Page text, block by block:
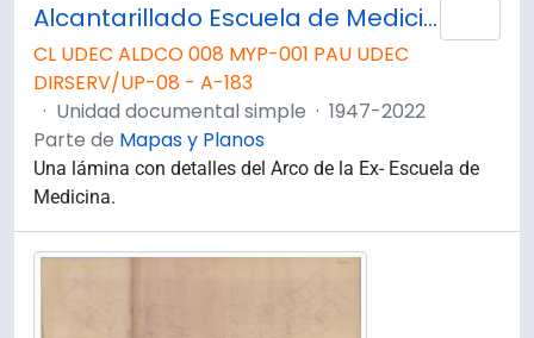
Alcantarillado Escuela de Medicina. Planta Primer Piso. Instituto de Bacteriología.
CL UDEC ALDCO 008 MYP-001 PAU UDEC
DIRSERV/UP-08 - A-183
· Unidad documental simple · 1947-2022
Parte de Mapas y Planos
Una lámina con detalles del Arco de la Ex- Escuela de
Medicina.